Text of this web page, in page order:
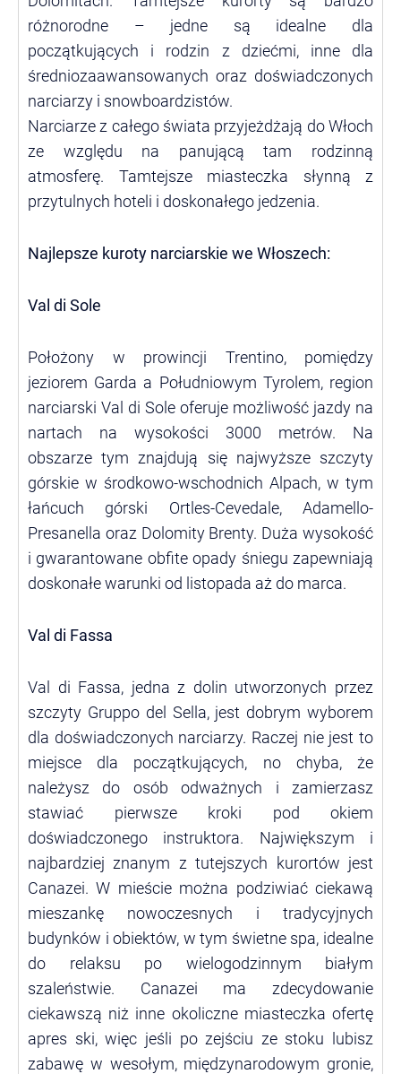
różnorodne – jedne są idealne dla
początkujących i rodzin z dziećmi, inne dla
średniozaawansowanych oraz doświadczonych
narciarzy i snowboardzistów.
Narciarze z całego świata przyjeżdżają do Włoch
ze względu na panującą tam rodzinną
atmosferę. Tamtejsze miasteczka słynną z
przytulnych hoteli i doskonałego jedzenia.
Najlepsze kuroty narciarskie we Włoszech:
Val di Sole
Położony w prowincji Trentino, pomiędzy
jeziorem Garda a Południowym Tyrolem, region
narciarski Val di Sole oferuje możliwość jazdy na
nartach na wysokości 3000 metrów. Na
obszarze tym znajdują się najwyższe szczyty
górskie w środkowo-wschodnich Alpach, w tym
łańcuch górski Ortles-Cevedale, Adamello-
Presanella oraz Dolomity Brenty. Duża wysokość
i gwarantowane obfite opady śniegu zapewniają
doskonałe warunki od listopada aż do marca.
Val di Fassa
Val di Fassa, jedna z dolin utworzonych przez
szczyty Gruppo del Sella, jest dobrym wyborem
dla doświadczonych narciarzy. Raczej nie jest to
miejsce dla początkujących, no chyba, że
należysz do osób odważnych i zamierzasz
stawiać pierwsze kroki pod okiem
doświadczonego instruktora. Największym i
najbardziej znanym z tutejszych kurortów jest
Canazei. W mieście można podziwiać ciekawą
mieszankę nowoczesnych i tradycyjnych
budynków i obiektów, w tym świetne spa, idealne
do relaksu po wielogodzinnym białym
szaleństwie. Canazei ma zdecydowanie
ciekawszą niż inne okoliczne miasteczka ofertę
apres ski, więc jeśli po zejściu ze stoku lubisz
zabawę w wesołym, międzynarodowym gronie,